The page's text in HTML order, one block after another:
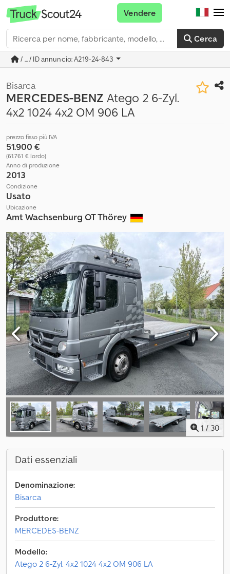
Cerca
Vendere
/ ... / ID annuncio: A219-24-843
Bisarca
MERCEDES-BENZ Atego 2 6-Zyl.
4x2 1024 4x2 OM 906 LA
prezzo fisso più IVA
51.900 €
(61.761 € lordo)
Anno di produzione
2013
Condizione
Usato
Ubicazione
Amt Wachsenburg OT Thörey
1 / 30
Dati essenziali
Denominazione:
Bisarca
Produttore:
MERCEDES-BENZ
Modello:
Atego 2 6-Zyl. 4x2 1024 4x2 OM 906 LA